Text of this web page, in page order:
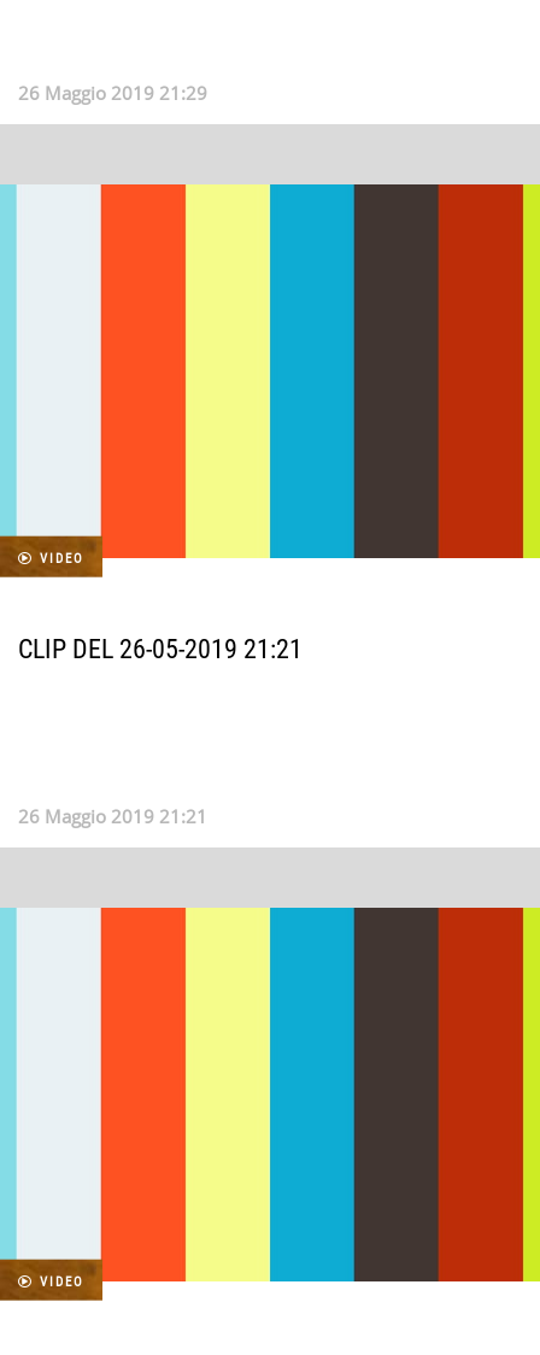
26 Maggio 2019 21:29
VIDEO
CLIP DEL 26-05-2019 21:21
26 Maggio 2019 21:21
VIDEO